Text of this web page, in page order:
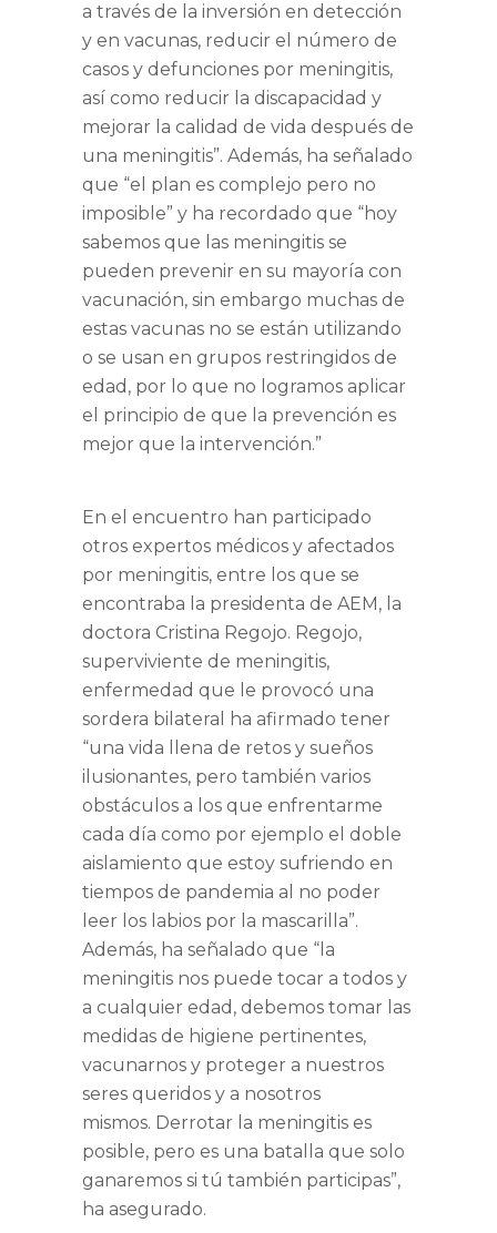
a través de la inversión en detección
y en vacunas, reducir el número de
casos y defunciones por meningitis,
así como reducir la discapacidad y
mejorar la calidad de vida después de
una meningitis”. Además, ha señalado
que “el plan es complejo pero no
imposible” y ha recordado que “hoy
sabemos que las meningitis se
pueden prevenir en su mayoría con
vacunación, sin embargo muchas de
estas vacunas no se están utilizando
o se usan en grupos restringidos de
edad, por lo que no logramos aplicar
el principio de que la prevención es
mejor que la intervención.”
En el encuentro han participado
otros expertos médicos y afectados
por meningitis, entre los que se
encontraba la presidenta de AEM, la
doctora Cristina Regojo. Regojo,
superviviente de meningitis,
enfermedad que le provocó una
sordera bilateral ha afirmado tener
“una vida llena de retos y sueños
ilusionantes, pero también varios
obstáculos a los que enfrentarme
cada día como por ejemplo el doble
aislamiento que estoy sufriendo en
tiempos de pandemia al no poder
leer los labios por la mascarilla”.
Además, ha señalado que “la
meningitis nos puede tocar a todos y
a cualquier edad, debemos tomar las
medidas de higiene pertinentes,
vacunarnos y proteger a nuestros
seres queridos y a nosotros
mismos. Derrotar la meningitis es
posible, pero es una batalla que solo
ganaremos si tú también participas”,
ha asegurado.